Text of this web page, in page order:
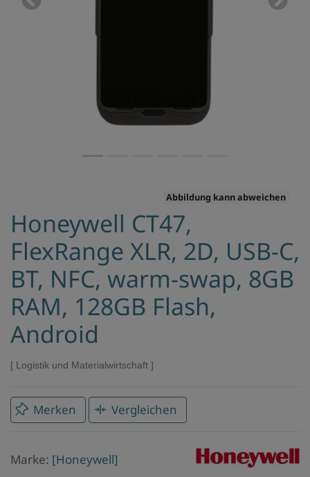
Previous Next
Abbildung kann abweichen
Honeywell CT47,
FlexRange XLR, 2D, USB-C,
BT, NFC, warm-swap, 8GB
RAM, 128GB Flash,
Android
Logistik und Materialwirtschaft
Merken Vergleichen
Marke: [Honeywell]
Honeywell